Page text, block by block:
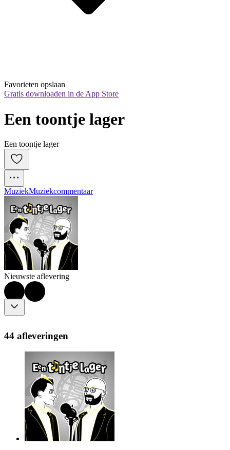
Favorieten opslaan
Gratis downloaden in de App Store
Een toontje lager
Een toontje lager
MuziekMuziekcommentaar
Nieuwste aflevering
44 afleveringen